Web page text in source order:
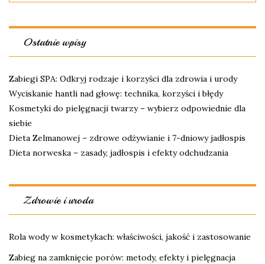
Ostatnie wpisy
Zabiegi SPA: Odkryj rodzaje i korzyści dla zdrowia i urody
Wyciskanie hantli nad głowę: technika, korzyści i błędy
Kosmetyki do pielęgnacji twarzy – wybierz odpowiednie dla
siebie
Dieta Zelmanowej – zdrowe odżywianie i 7-dniowy jadłospis
Dieta norweska – zasady, jadłospis i efekty odchudzania
Zdrowie i uroda
Rola wody w kosmetykach: właściwości, jakość i zastosowanie
Zabieg na zamknięcie porów: metody, efekty i pielęgnacja